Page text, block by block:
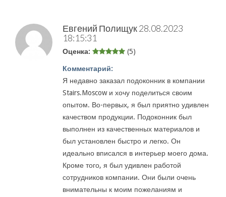
Евгений Полищук28.08.2023
18:15:31
Оценка: (5)
Комментарий:
Я недавно заказал подоконник в компании
Stairs.Moscow и хочу поделиться своим
опытом. Во-первых, я был приятно удивлен
качеством продукции. Подоконник был
выполнен из качественных материалов и
был установлен быстро и легко. Он
идеально вписался в интерьер моего дома.
Кроме того, я был удивлен работой
сотрудников компании. Они были очень
внимательны к моим пожеланиям и